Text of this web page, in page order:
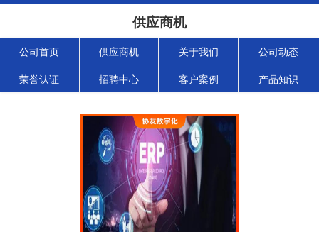
供应商机
公司首页 供应商机 关于我们 公司动态
荣誉认证 招聘中心 客户案例 产品知识